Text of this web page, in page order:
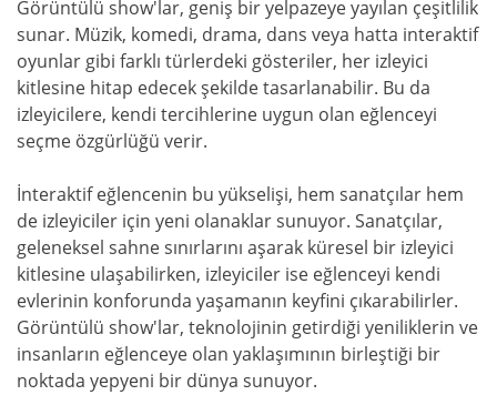
Görüntülü show'lar, geniş bir yelpazeye yayılan çeşitlilik
sunar. Müzik, komedi, drama, dans veya hatta interaktif
oyunlar gibi farklı türlerdeki gösteriler, her izleyici
kitlesine hitap edecek şekilde tasarlanabilir. Bu da
izleyicilere, kendi tercihlerine uygun olan eğlenceyi
seçme özgürlüğü verir.
İnteraktif eğlencenin bu yükselişi, hem sanatçılar hem
de izleyiciler için yeni olanaklar sunuyor. Sanatçılar,
geleneksel sahne sınırlarını aşarak küresel bir izleyici
kitlesine ulaşabilirken, izleyiciler ise eğlenceyi kendi
evlerinin konforunda yaşamanın keyfini çıkarabilirler.
Görüntülü show'lar, teknolojinin getirdiği yeniliklerin ve
insanların eğlenceye olan yaklaşımının birleştiği bir
noktada yepyeni bir dünya sunuyor.